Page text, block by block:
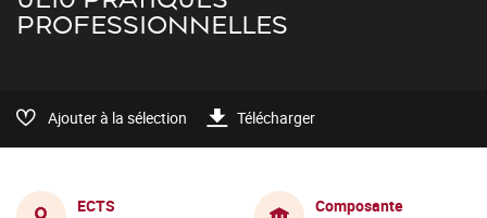
PROFESSIONNELLES
Ajouter à la sélection Télécharger
ECTS
Composante